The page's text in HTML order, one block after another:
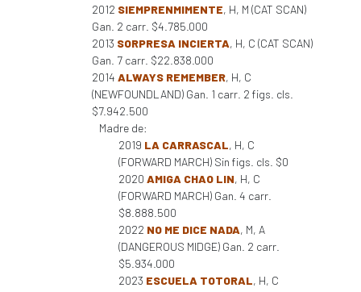
2012 SIEMPRENMIMENTE, H, M (CAT SCAN)
Gan. 2 carr. $4.785.000
2013 SORPRESA INCIERTA, H, C (CAT SCAN)
Gan. 7 carr. $22.838.000
2014 ALWAYS REMEMBER, H, C
(NEWFOUNDLAND) Gan. 1 carr. 2 figs. cls.
$7.942.500
Madre de:
2019 LA CARRASCAL, H, C
(FORWARD MARCH) Sin figs. cls. $0
2020 AMIGA CHAO LIN, H, C
(FORWARD MARCH) Gan. 4 carr.
$8.888.500
2022 NO ME DICE NADA, M, A
(DANGEROUS MIDGE) Gan. 2 carr.
$5.934.000
2023 ESCUELA TOTORAL, H, C